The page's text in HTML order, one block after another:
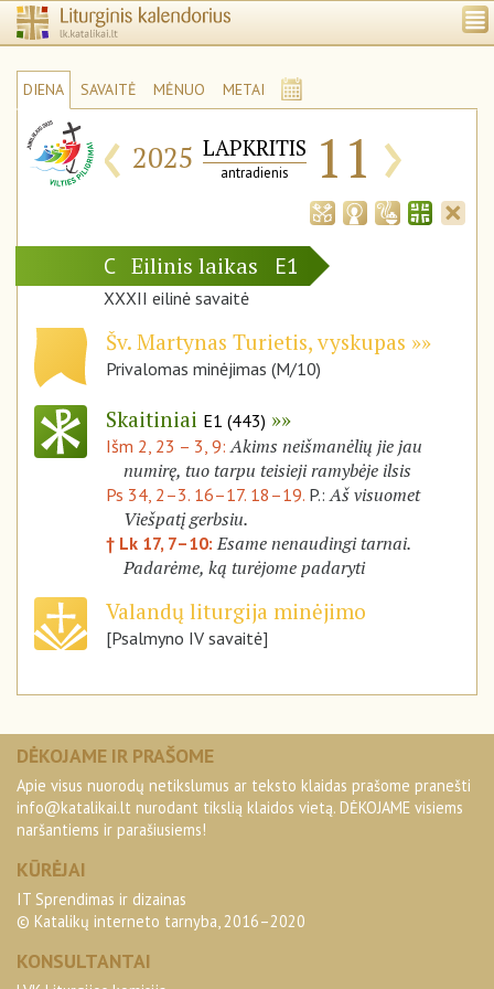
DIENA SAVAITĖ MĖNUO METAI
‹ 2025 LAPKRITIS
antradienis 11 ›
C Eilinis laikas E1
XXXII eilinė savaitė
Šv. Martynas Turietis, vyskupas
Privalomas minėjimas (M/10)
Skaitiniai E1 (443)
Išm 2, 23 – 3, 9:Akims neišmanėlių jie jau
numirę, tuo tarpu teisieji ramybėje ilsis
Ps 34, 2–3. 16–17. 18–19. P.:Aš visuomet
Viešpatį gerbsiu.
† Lk 17, 7–10:Esame nenaudingi tarnai.
Padarėme, ką turėjome padaryti
Valandų liturgija minėjimo
[Psalmyno IV savaitė]
DĖKOJAME IR PRAŠOME
Apie visus nuorodų netikslumus ar teksto klaidas prašome pranešti
info@katalikai.lt nurodant tikslią klaidos vietą. DĖKOJAME visiems
naršantiems ir parašiusiems!
KŪRĖJAI
IT Sprendimas ir dizainas
© Katalikų interneto tarnyba, 2016–2020
KONSULTANTAI